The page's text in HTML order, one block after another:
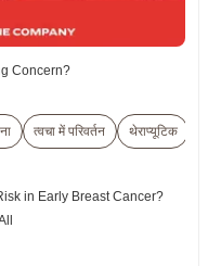
Concern?
त्वचा में परिवर्तन थेराप्यूटिक
in Early Breast Cancer?